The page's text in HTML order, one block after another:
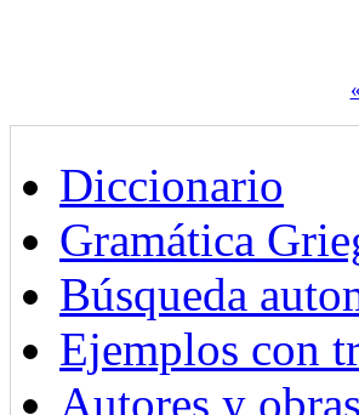
Diccionario
Gramática
Búsqueda
Ejemplos con
Autores y